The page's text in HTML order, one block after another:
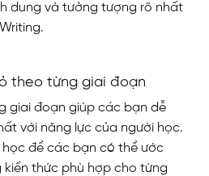
dung và tưởng tượng rõ nhất
theo từng giai đoạn
giai đoạn giúp các bạn dễ
với năng lực của người học.
để các bạn có thể ước
kiến thức phù hợp cho từng